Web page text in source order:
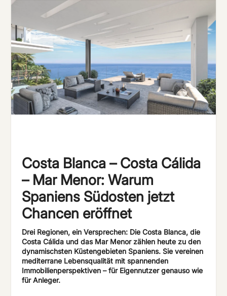
Costa Blanca – Costa Cálida
– Mar Menor: Warum
Spaniens Südosten jetzt
Chancen eröffnet
Drei Regionen, ein Versprechen: Die Costa Blanca, die
Costa Cálida und das Mar Menor zählen heute zu den
dynamischsten Küstengebieten Spaniens. Sie vereinen
mediterrane Lebensqualität mit spannenden
Immobilienperspektiven – für Eigennutzer genauso wie
für Anleger.